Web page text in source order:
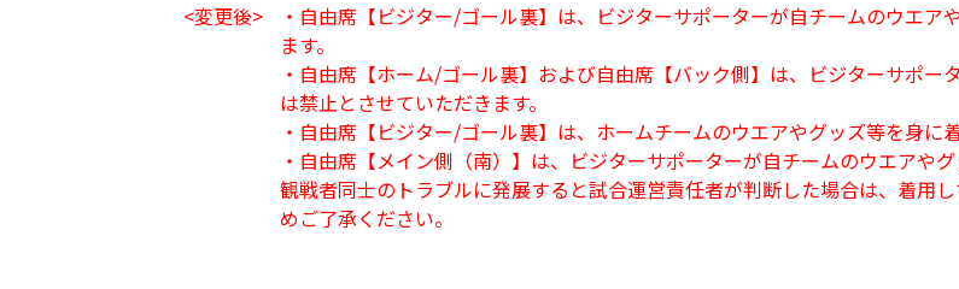
<変更後>
・自由席【ビジター/ゴール裏】は、ビジターサポーターが自チームのウエ
ます。
・自由席【ホーム/ゴール裏】および自由席【バック側】は、ビジターサポ
は禁止とさせていただきます。
・自由席【ビジター/ゴール裏】は、ホームチームのウエアやグッズ等を身に
・自由席【メイン側（南）】は、ビジターサポーターが自チームのウエアや
観戦者同士のトラブルに発展すると試合運営責任者が判断した場合は、着用
めご了承ください。